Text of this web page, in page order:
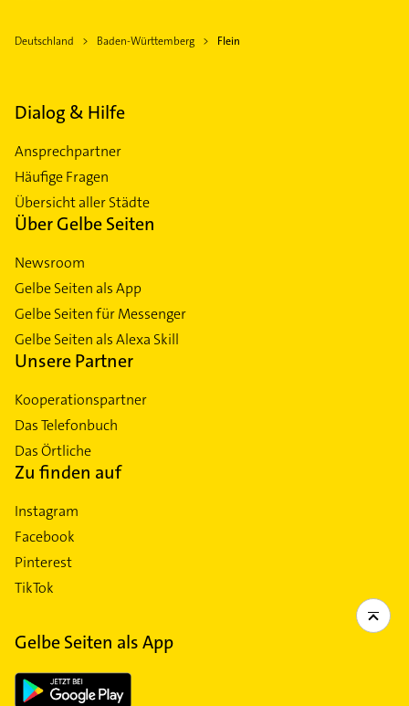
Deutschland Baden-Württemberg Flein
Dialog & Hilfe
Ansprechpartner
Häufige Fragen
Übersicht aller Städte
Über Gelbe Seiten
Newsroom
Gelbe Seiten als App
Gelbe Seiten für Messenger
Gelbe Seiten als Alexa Skill
Unsere Partner
Kooperationspartner
Das Telefonbuch
Das Örtliche
Zu finden auf
Instagram
Facebook
Pinterest
TikTok
Gelbe Seiten als App